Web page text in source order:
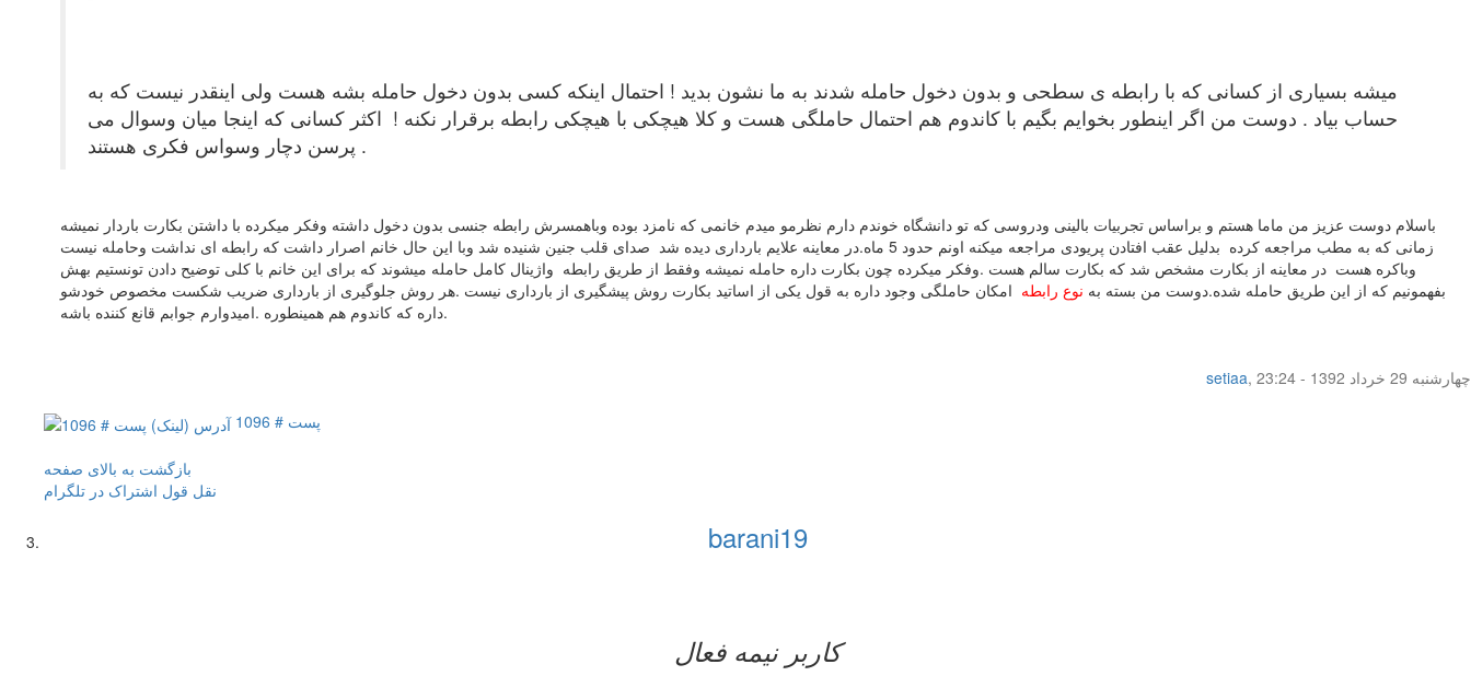
میشه بسیاری از کسانی که با رابطه ی سطحی و بدون دخول حامله شدند به ما نشون بدید ! احتمال اینکه کسی بدون دخول حامله بشه هست ولی اینقدر نیست که به
حساب بیاد . دوست من اگر اینطور بخوایم بگیم با کاندوم هم احتمال حاملگی هست و کلا هیچکی با هیچکی رابطه برقرار نکنه ! اکثر کسانی که اینجا میان وسوال می
پرسن دچار وسواس فکری هستند .
باسلام دوست عزیز من ماما هستم و براساس تجربیات بالینی ودروسی که تو دانشگاه خوندم دارم نظرمو میدم خانمی که نامزد بوده وباهمسرش رابطه جنسی بدون دخول داشته وفکر میکرده با داشتن بکارت باردار نمیشه
زمانی که به مطب مراجعه کرده بدلیل عقب افتادن پریودی مراجعه میکنه اونم حدود 5 ماه.در معاینه علایم بارداری دیده شد صدای قلب جنین شنیده شد وبا این حال خانم اصرار داشت که رابطه ای نداشت وحامله نیست
وباکره هست در معاینه از بکارت مشخص شد که بکارت سالم هست .وفکر میکرده چون بکارت داره حامله نمیشه وفقط از طریق رابطه واژینال کامل حامله میشوند که برای این خانم با کلی توضیح دادن تونستیم بهش
بفهمونیم که از این طریق حامله شده.دوست من بسته به نوع رابطه امکان حاملگی وجود داره به قول یکی از اساتید بکارت روش پیشگیری از بارداری نیست .هر روش جلوگیری از بارداری ضریب شکست مخصوص خودشو
داره که کاندوم هم همینطوره .امیدوارم جوابم قانع کننده باشه.
setiaa,
چهار‌شنبه 29 خرداد 1392 - 23:24
پست # 1096
بازگشت به بالای صفحه
نقل قول اشتراک در تلگرام
barani19
کاربر نيمه فعال